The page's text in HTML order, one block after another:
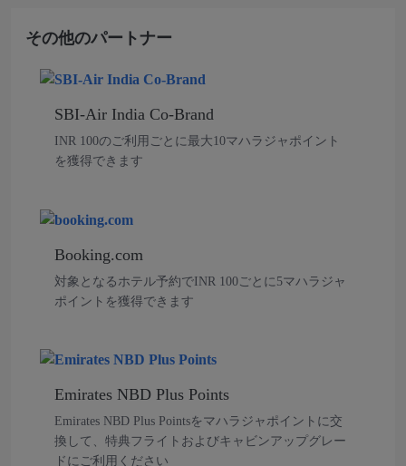
その他のパートナー
SBI-Air India Co-Brand
INR 100のご利用ごとに最大10マハラジャポイント
を獲得できます
Booking.com
対象となるホテル予約でINR 100ごとに5マハラジャ
ポイントを獲得できます
Emirates NBD Plus Points
Emirates NBD Plus Pointsをマハラジャポイントに交
換して、特典フライトおよびキャビンアップグレー
ドにご利用ください